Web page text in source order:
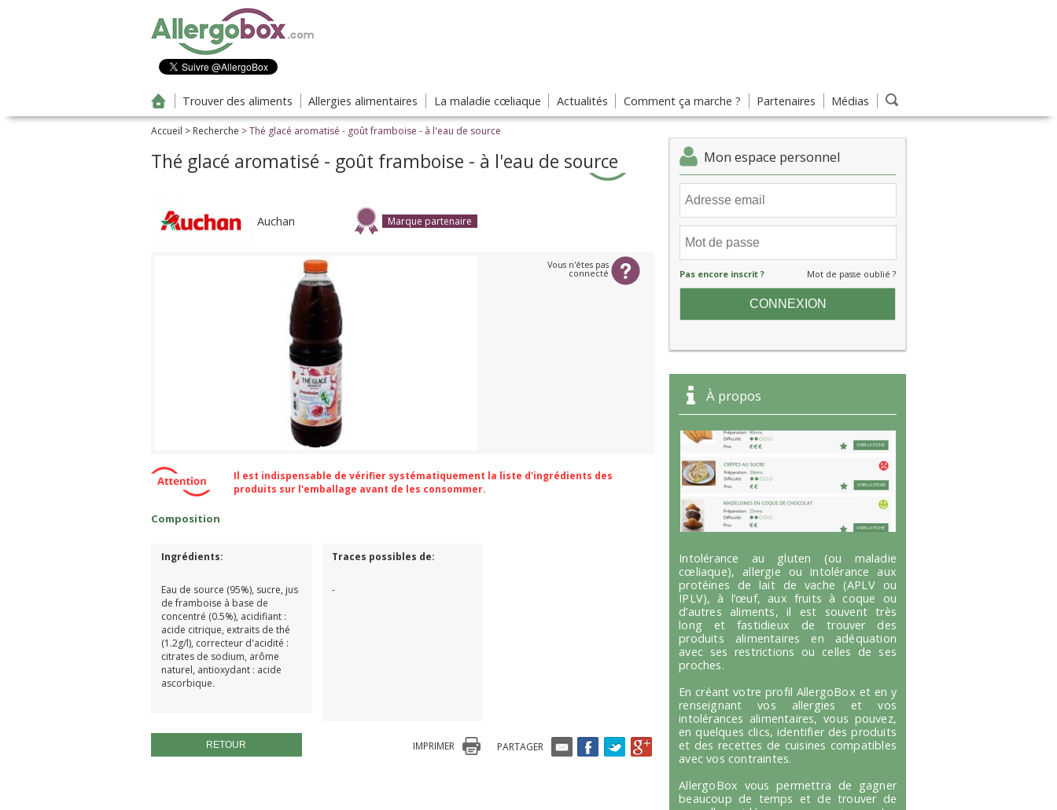
Trouver des aliments Allergies alimentaires La maladie cœliaque Actualités Comment ça marche ? Partenaires Médias
Accueil > Recherche > Thé glacé aromatisé - goût framboise - à l'eau de source
Mon espace personnel
Pas encore inscrit ? Mot de passe oublié ?
À propos
Intolérance au gluten (ou maladie
cœliaque), allergie ou intolérance aux
protéines de lait de vache (APLV ou
IPLV), à l’œuf, aux fruits à coque ou
d’autres aliments, il est souvent très
long et fastidieux de trouver des
produits alimentaires en adéquation
avec ses restrictions ou celles de ses
proches.
En créant votre profil AllergoBox et en y
renseignant vos allergies et vos
intolérances alimentaires, vous pouvez,
en quelques clics, identifier des produits
et des recettes de cuisines compatibles
avec vos contraintes.
AllergoBox vous permettra de gagner
beaucoup de temps et de trouver de
Thé glacé aromatisé - goût framboise - à l'eau de source
Auchan Marque partenaire
Vous n'êtes pas
connecté
Il est indispensable de vérifier systématiquement la liste d'ingrédients des
produits sur l'emballage avant de les consommer.
Composition
Ingrédients:
Eau de source (95%), sucre, jus
de framboise à base de
concentré (0.5%), acidifiant :
acide citrique, extraits de thé
(1.2g/l), correcteur d'acidité :
citrates de sodium, arôme
naturel, antioxydant : acide
ascorbique.
Traces possibles de:
-
RETOUR PARTAGER
IMPRIMER